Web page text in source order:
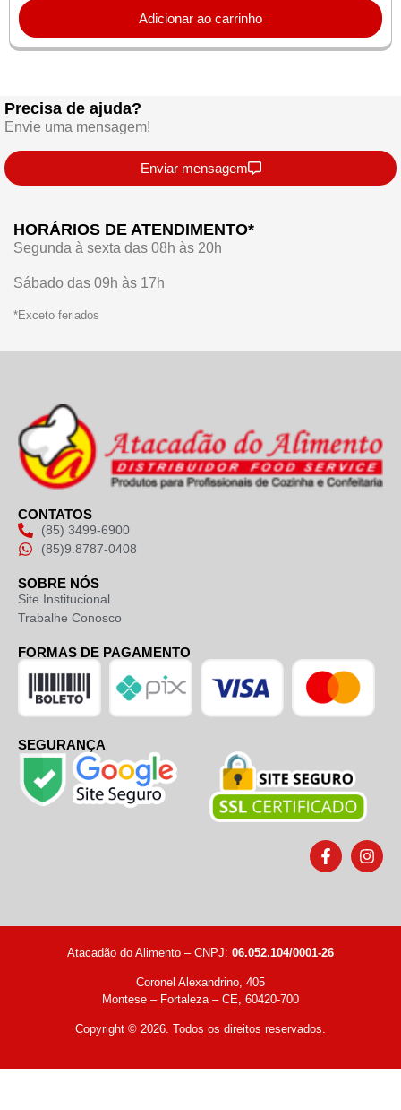
Adicionar ao carrinho
Precisa de ajuda?
Envie uma mensagem!
Enviar mensagem
HORÁRIOS DE ATENDIMENTO*
Segunda à sexta das 08h às 20h
Sábado das 09h às 17h
*Exceto feriados
(85) 3499-6900
(85)9.8787-0408
CONTATOS
SOBRE NÓS
Site Institucional
Trabalhe Conosco
FORMAS DE PAGAMENTO
SEGURANÇA
Atacadão do Alimento – CNPJ: 06.052.104/0001-26
Coronel Alexandrino, 405
Montese – Fortaleza – CE, 60420-700
Copyright © 2026. Todos os direitos reservados.